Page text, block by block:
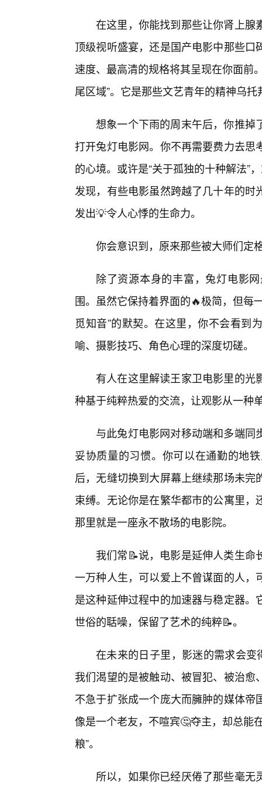
在这里，你能找到那些让你肾上腺
顶级视听盛宴，还是国产电影中那些
速度、最高清的规格将其呈现在你面前
尾区域”。它是那些文艺青年的精神乌
想象一个下雨的周末午后，你推掉
打开兔灯电影网。你不再需要费力去
的心境。或许是“关于孤独的十种解法”
发现，有些电影虽然跨越了几十年的
发出💡令人心悸的生命力。
你会意识到，原来那些被大师们定
除了资源本身的丰富，兔灯电影
围。虽然它保持着界面的🔥极简，但每
觅知音”的默契。在这里，你不会看到
喻、摄影技巧、角色心理的深度切磋。
有人在这里解读王家卫电影里的
种基于纯粹热爱的交流，让观影从一种
与此兔灯电影网对移动端和多端
妥协质量的习惯。你可以在通勤的地
后，无缝切换到大屏幕上继续那场未
束缚。无论你是在繁华都市的公寓里
那里就是一座永不散场的电影院。
我们常📝说，电影是延伸人类生
一万种人生，可以爱上不曾谋面的人
是这种延伸过程中的加速器与稳定器
世俗的聒噪，保留了艺术的纯粹📝。
在未来的日子里，影迷的需求会变
我们渴望的是被触动、被冒犯、被治
不急于扩张成一个庞大而臃肿的媒体
像是一个老友，不喧宾🤔夺主，却总能
粮”。
所以，如果你已经厌倦了那些毫